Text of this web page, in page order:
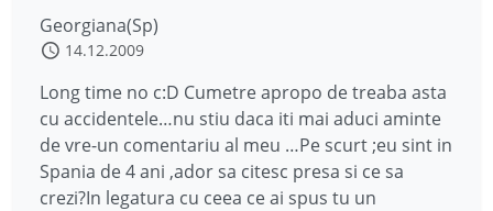
Georgiana(Sp)
14.12.2009
Long time no c:D Cumetre apropo de treaba asta
cu accidentele…nu stiu daca iti mai aduci aminte
de vre-un comentariu al meu …Pe scurt ;eu sint in
Spania de 4 ani ,ador sa citesc presa si ce sa
crezi?In legatura cu ceea ce ai spus tu un